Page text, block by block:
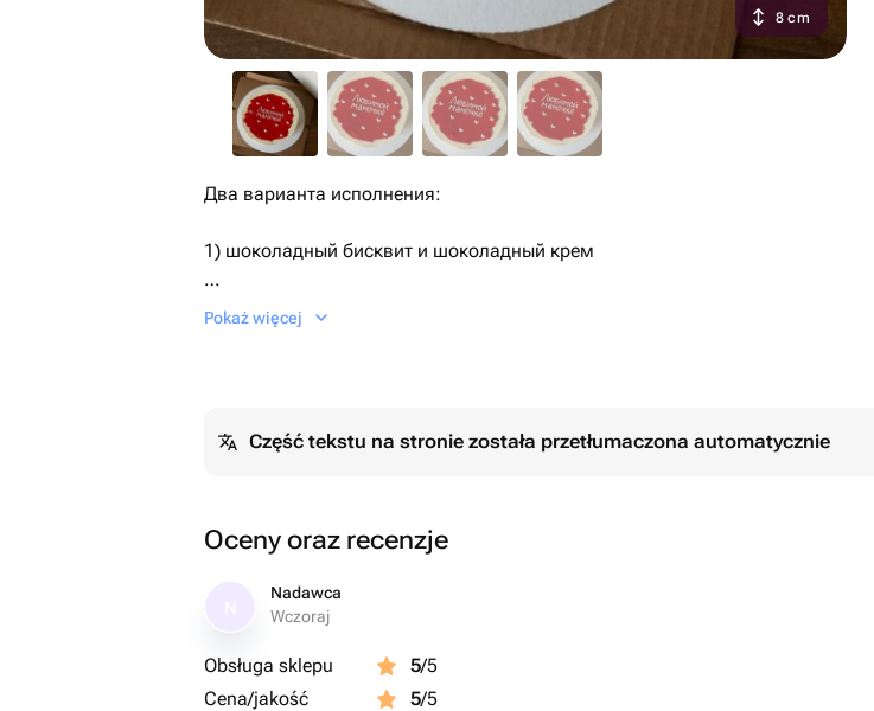
8 cm
Два варианта исполнения:
1) шоколадный бисквит и шоколадный крем
2) ванильный бисквит, ванильный крем.
сообщением.
Pokaż więcej
Część tekstu na stronie została przetłumaczona automatycznie
Oceny oraz recenzje
Nadawca
Wczoraj
Obsługa sklepu 5/5
Cena/jakość
5/5